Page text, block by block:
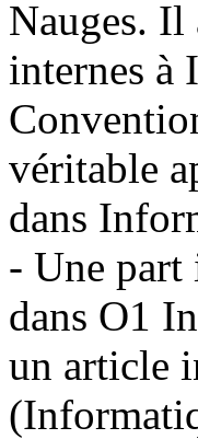
Nauges. Il
internes à
véritable
dans
- Une part
dans O1
un article